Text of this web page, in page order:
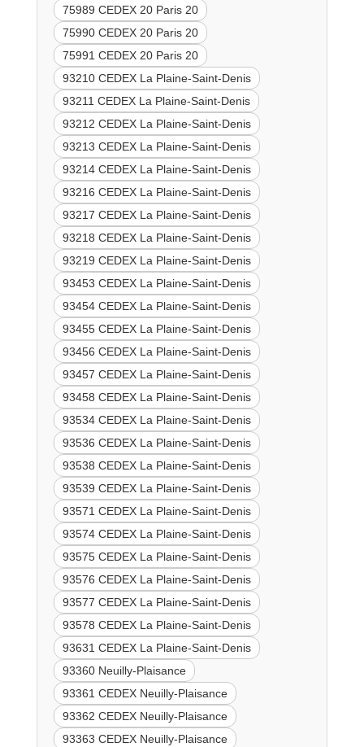
75989 CEDEX 20 Paris 20
75990 CEDEX 20 Paris 20
75991 CEDEX 20 Paris 20
93210 CEDEX La Plaine-Saint-Denis
93211 CEDEX La Plaine-Saint-Denis
93212 CEDEX La Plaine-Saint-Denis
93213 CEDEX La Plaine-Saint-Denis
93214 CEDEX La Plaine-Saint-Denis
93216 CEDEX La Plaine-Saint-Denis
93217 CEDEX La Plaine-Saint-Denis
93218 CEDEX La Plaine-Saint-Denis
93219 CEDEX La Plaine-Saint-Denis
93453 CEDEX La Plaine-Saint-Denis
93454 CEDEX La Plaine-Saint-Denis
93455 CEDEX La Plaine-Saint-Denis
93456 CEDEX La Plaine-Saint-Denis
93457 CEDEX La Plaine-Saint-Denis
93458 CEDEX La Plaine-Saint-Denis
93534 CEDEX La Plaine-Saint-Denis
93536 CEDEX La Plaine-Saint-Denis
93538 CEDEX La Plaine-Saint-Denis
93539 CEDEX La Plaine-Saint-Denis
93571 CEDEX La Plaine-Saint-Denis
93574 CEDEX La Plaine-Saint-Denis
93575 CEDEX La Plaine-Saint-Denis
93576 CEDEX La Plaine-Saint-Denis
93577 CEDEX La Plaine-Saint-Denis
93578 CEDEX La Plaine-Saint-Denis
93631 CEDEX La Plaine-Saint-Denis
93360 Neuilly-Plaisance
93361 CEDEX Neuilly-Plaisance
93362 CEDEX Neuilly-Plaisance
93363 CEDEX Neuilly-Plaisance